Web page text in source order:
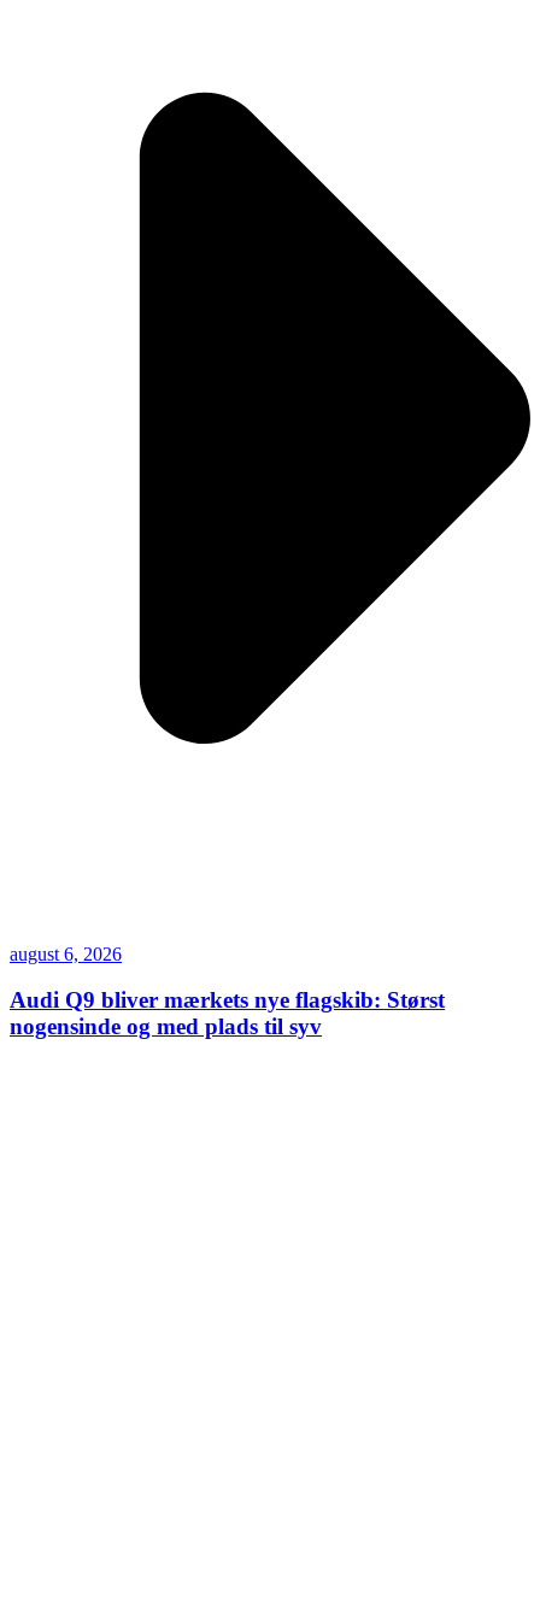
august 6, 2026
Audi Q9 bliver mærkets nye flagskib: Størst
nogensinde og med plads til syv